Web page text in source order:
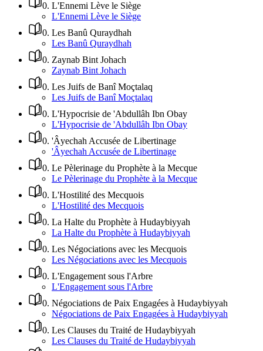
0. L'Ennemi Lève le Siège
L'Ennemi Lève le Siège
0. Les Banû Quraydhah
Les Banû Quraydhah
0. Zaynab Bint Johach
Zaynab Bint Johach
0. Les Juifs de Banî Moçtalaq
Les Juifs de Banî Moçtalaq
0. L'Hypocrisie de 'Abdullâh Ibn Obay
L'Hypocrisie de 'Abdullâh Ibn Obay
0. 'Âyechah Accusée de Libertinage
'Âyechah Accusée de Libertinage
0. Le Pèlerinage du Prophète à la Mecque
Le Pèlerinage du Prophète à la Mecque
0. L'Hostilité des Mecquois
L'Hostilité des Mecquois
0. La Halte du Prophète à Hudaybiyyah
La Halte du Prophète à Hudaybiyyah
0. Les Négociations avec les Mecquois
Les Négociations avec les Mecquois
0. L'Engagement sous l'Arbre
L'Engagement sous l'Arbre
0. Négociations de Paix Engagées à Hudaybiyyah
Négociations de Paix Engagées à Hudaybiyyah
0. Les Clauses du Traité de Hudaybiyyah
Les Clauses du Traité de Hudaybiyyah